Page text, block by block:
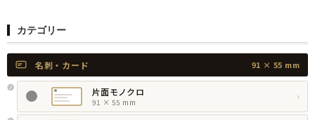
カテゴリー
名刺・カード 91 × 55 mm
片面モノクロ
91 × 55 mm
›